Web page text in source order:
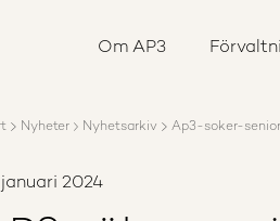
Om AP3
Nyheter Nyhetsarkiv Ap3-soker-
2024